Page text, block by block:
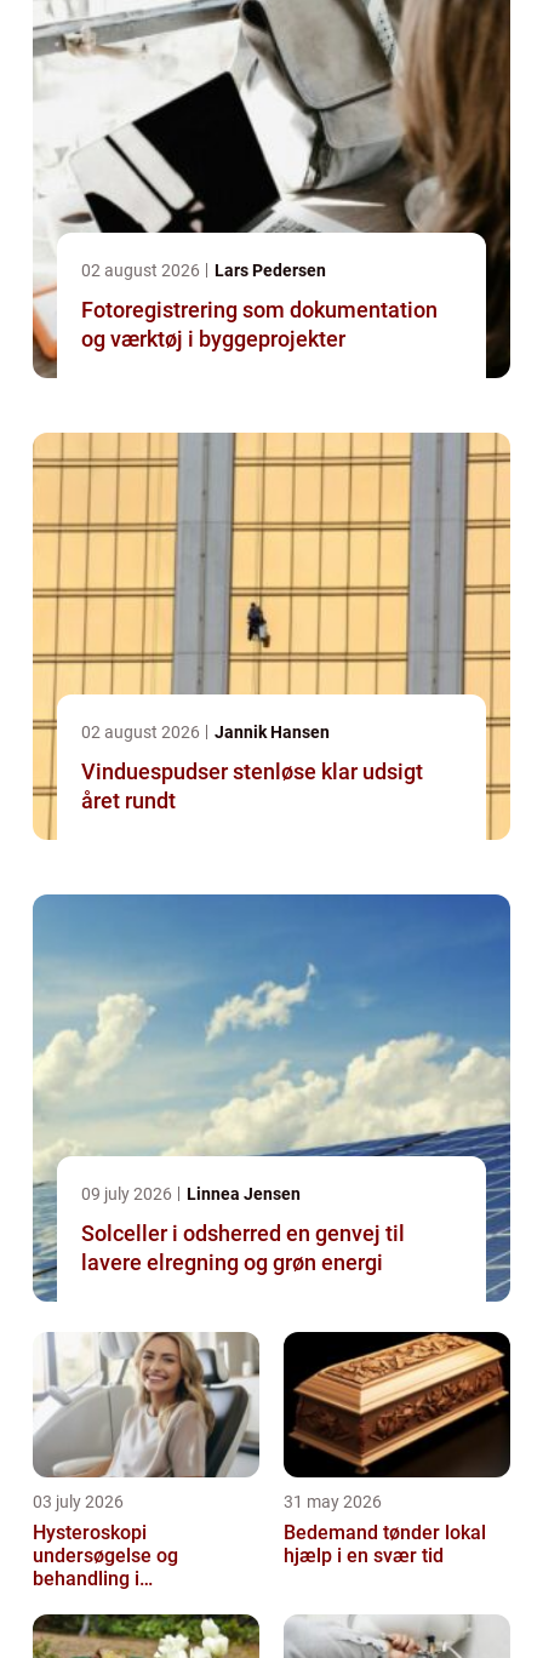
02 august 2026 Lars Pedersen
Fotoregistrering som dokumentation
og værktøj i byggeprojekter
02 august 2026 Jannik Hansen
Vinduespudser stenløse klar udsigt
året rundt
09 july 2026 Linnea Jensen
Solceller i odsherred en genvej til
lavere elregning og grøn energi
03 july 2026
Hysteroskopi
undersøgelse og
behandling i
31 may 2026
Bedemand tønder lokal
hjælp i en svær tid